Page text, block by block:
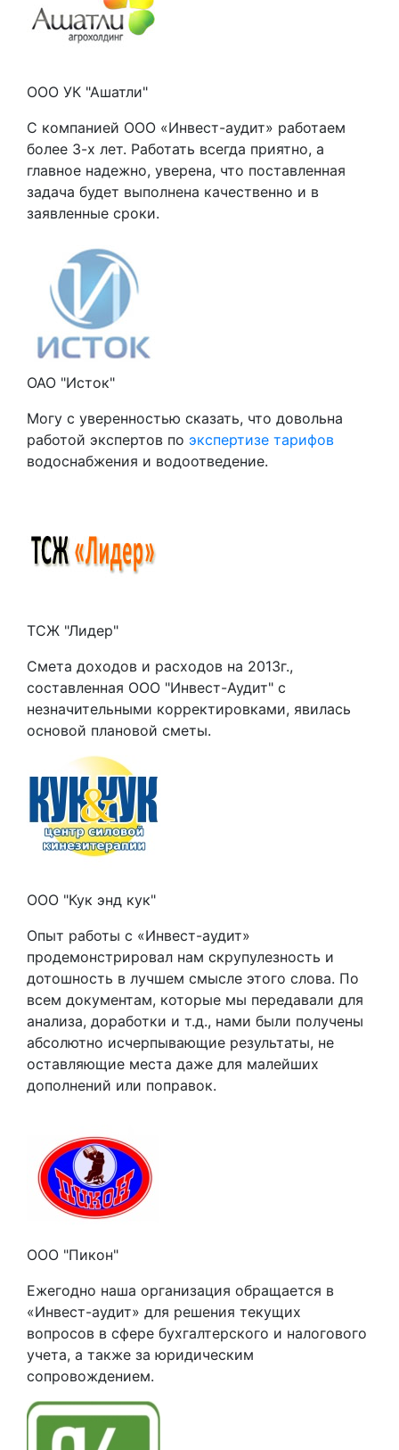
ООО УК "Ашатли"
С компанией ООО «Инвест-аудит» работаем
более 3-х лет. Работать всегда приятно, а
главное надежно, уверена, что поставленная
задача будет выполнена качественно и в
заявленные сроки.
ОАО "Исток"
Могу с уверенностью сказать, что довольна
работой экспертов по экспертизе тарифов
водоснабжения и водоотведение.
ТСЖ "Лидер"
Смета доходов и расходов на 2013г.,
составленная ООО "Инвест-Аудит" с
незначительными корректировками, явилась
основой плановой сметы.
ООО "Кук энд кук"
Опыт работы с «Инвест-аудит»
продемонстрировал нам скрупулезность и
дотошность в лучшем смысле этого слова. По
всем документам, которые мы передавали для
анализа, доработки и т.д., нами были получены
абсолютно исчерпывающие результаты, не
оставляющие места даже для малейших
дополнений или поправок.
ООО "Пикон"
Ежегодно наша организация обращается в
«Инвест-аудит» для решения текущих
вопросов в сфере бухгалтерского и налогового
учета, а также за юридическим
сопровождением.